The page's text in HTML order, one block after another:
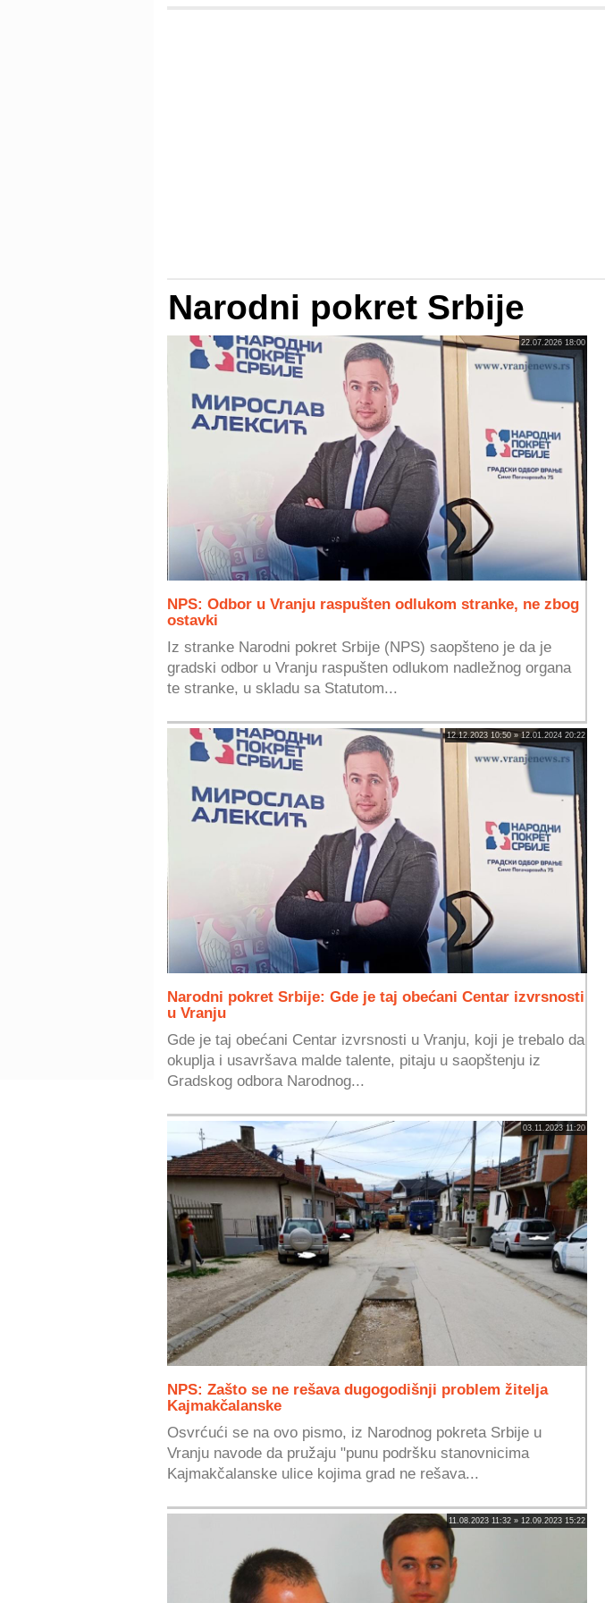
Narodni pokret Srbije
22.07.2026 18:00
NPS: Odbor u Vranju raspušten odlukom stranke, ne zbog
ostavki
Iz stranke Narodni pokret Srbije (NPS) saopšteno je da je
gradski odbor u Vranju raspušten odlukom nadležnog organa
te stranke, u skladu sa Statutom...
12.12.2023 10:50 » 12.01.2024 20:22
Narodni pokret Srbije: Gde je taj obećani Centar izvrsnosti
u Vranju
Gde je taj obećani Centar izvrsnosti u Vranju, koji je trebalo da
okuplja i usavršava malde talente, pitaju u saopštenju iz
Gradskog odbora Narodnog...
03.11.2023 11:20
NPS: Zašto se ne rešava dugogodišnji problem žitelja
Kajmakčalanske
Osvrćući se na ovo pismo, iz Narodnog pokreta Srbije u
Vranju navode da pružaju "punu podršku stanovnicima
Kajmakčalanske ulice kojima grad ne rešava...
11.08.2023 11:32 » 12.09.2023 15:22